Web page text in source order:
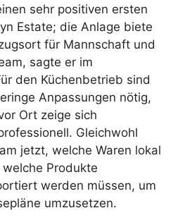
sehr positiven ersten
Estate; die Anlage biete
für Mannschaft und
sagte er im
den Küchenbetrieb sind
Anpassungen nötig,
Ort zeige sich
Gleichwohl
jetzt, welche Waren lokal
Produkte
werden müssen, um
umzusetzen.